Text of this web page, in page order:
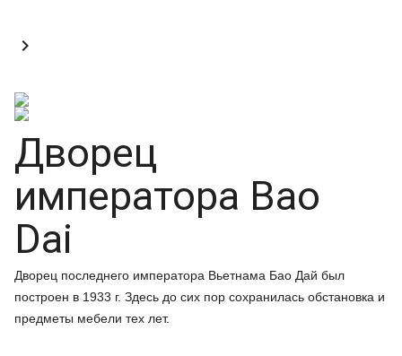

Дворец
императора Bao
Dai
Дворец последнего императора Вьетнама Бао Дай был
построен в 1933 г. Здесь до сих пор сохранилась обстановка и
предметы мебели тех лет.